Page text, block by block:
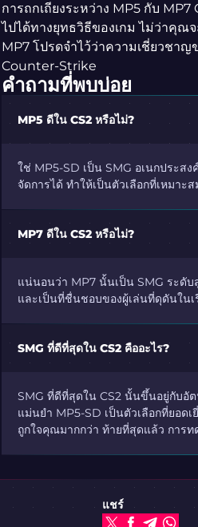
การถกเถียงระหว่าง MP5 กับ
ไปได้ทางยุทธวิธีของเกม ไม่ว่าคุณ
MP7 โปรดจำไว้ว่าความเชี่ยวชา
Counter-Strike
คำถามที่พบบ่อย
MP5 ดีใน CS2 หรือไม่?
ใช่ MP5-SD เป็น SMG อเนกประส
จัดการได้ ทำให้เป็นตัวเลือกที่เหมา
MP7 ดีใน CS2 หรือไม่?
แน่นอนว่า MP7 นั้นเป็น SMG ระดับ
และเป็นที่ชื่นชอบของผู้เล่นที่ดุดันใน
SMG ที่ดีที่สุดใน CS2 คืออะไร?
SMG ที่ดีที่สุดใน CS2 นั้นขึ้นอยู่กับอั
แม่นยำ MP5-SD เป็นตัวเลือกที่ยอด
ถูกใจคุณมากกว่า ท้ายที่สุดแล้ว การ
แชร์